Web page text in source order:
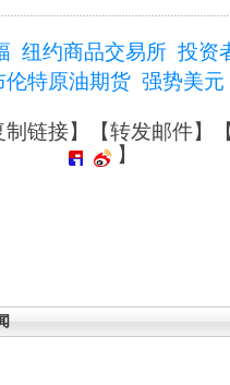
纽约商品交易所 投资
伦特原油期货 强势美元
制链接】【转发邮件】
】